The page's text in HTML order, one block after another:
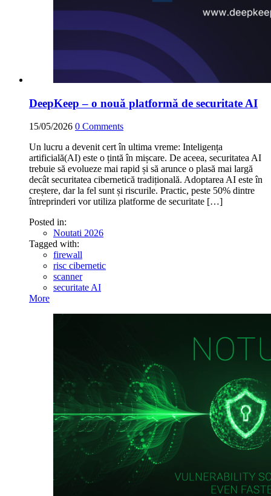
DeepKeep – o nouă platformă de securitate AI
15/05/2026 0 Comments
Un lucru a devenit cert în ultima vreme: Inteligența
artificială(AI) este o țintă în mișcare. De aceea, securitatea AI
trebuie să evolueze mai rapid și să arunce o plasă mai largă
decât securitatea cibernetică tradițională. Adoptarea AI este în
creștere, dar la fel sunt și riscurile. Practic, peste 50% dintre
întreprinderi vor utiliza platforme de securitate […]
Posted in:
Noutati 2026
Tagged with:
firewall
risc cibernetic
scanner
securitate AI
More